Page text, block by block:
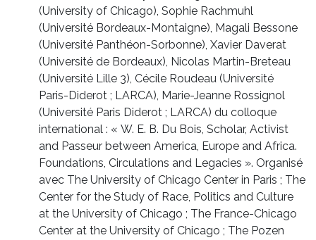
(University of Chicago), Sophie Rachmuhl
(Université Bordeaux-Montaigne), Magali Bessone
(Université Panthéon-Sorbonne), Xavier Daverat
(Université de Bordeaux), Nicolas Martin-Breteau
(Université Lille 3), Cécile Roudeau (Université
Paris-Diderot ; LARCA), Marie-Jeanne Rossignol
(Université Paris Diderot ; LARCA) du colloque
international : « W. E. B. Du Bois, Scholar, Activist
and Passeur between America, Europe and Africa.
Foundations, Circulations and Legacies ». Organisé
avec The University of Chicago Center in Paris ; The
Center for the Study of Race, Politics and Culture
at the University of Chicago ; The France-Chicago
Center at the University of Chicago ; The Pozen